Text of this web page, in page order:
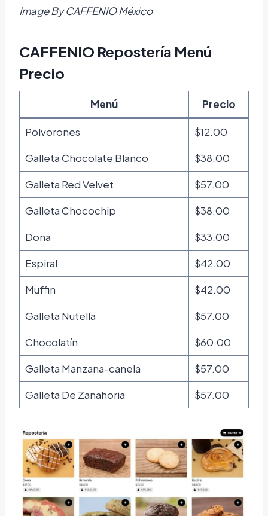
Image By CAFFENIO México
CAFFENIO Repostería Menú
Precio
Menú Precio
Polvorones
$12.00
Galleta Chocolate Blanco
$38.00
Galleta Red Velvet
$57.00
Galleta Chocochip
$38.00
Dona
$33.00
Espiral
$42.00
Muffin
$42.00
Galleta Nutella
$57.00
Chocolatín
$60.00
Galleta Manzana-canela
$57.00
Galleta De Zanahoria
$57.00